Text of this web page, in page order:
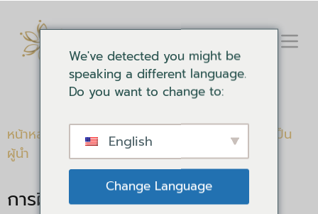
หน้าหลัก การอบรม/การอบรมองค์กร
/ ความเป็น
ผู้นำ
การฝึกอบรมเครื่องมือจิตใจ
We've detected you might be
speaking a different language.
Do you want to change to:
English
Change Language